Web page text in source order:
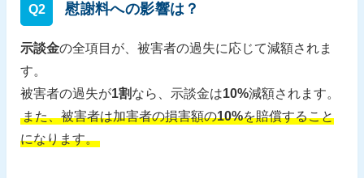
Q2 慰謝料への影響は？
示談金の全項目が、被害者の過失に応じて減額されま
す。
被害者の過失が1割なら、示談金は10%減額されます。
また、被害者は加害者の損害額の10%を賠償すること
になります。